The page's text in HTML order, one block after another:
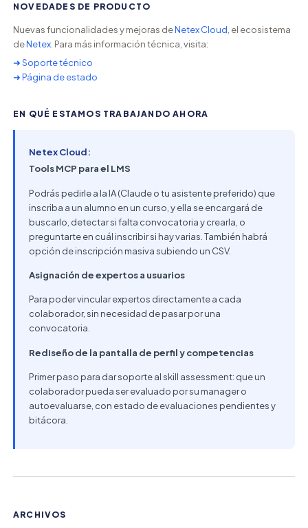
NOVEDADES DE PRODUCTO
Nuevas funcionalidades y mejoras deNetex Cloud , el ecosistema
deNetex. Para más información técnica, visita:
➜ Soporte técnico
➜ Página de estado
EN QUÉ ESTAMOS TRABAJANDO AHORA
Netex Cloud:
Tools MCP para el LMS
Podrás pedirle a la IA (Claude o tu asistente preferido) que
inscriba a un alumno en un curso, y ella se encargará de
buscarlo, detectar si falta convocatoria y crearla, o
preguntarte en cuál inscribir si hay varias. También habrá
opción de inscripción masiva subiendo un CSV.
Asignación de expertos a usuarios
Para poder vincular expertos directamente a cada
colaborador, sin necesidad de pasar por una
convocatoria.
Rediseño de la pantalla de perfil y competencias
Primer paso para dar soporte al skill assessment: que un
colaborador pueda ser evaluado por su manager o
autoevaluarse, con estado de evaluaciones pendientes y
bitácora.
ARCHIVOS